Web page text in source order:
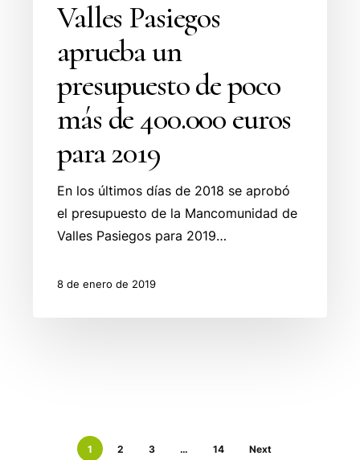
Valles Pasiegos
aprueba un
presupuesto de poco
más de 400.000 euros
para 2019
En los últimos días de 2018 se aprobó
el presupuesto de la Mancomunidad de
Valles Pasiegos para 2019…
8 de enero de 2019
1 2 3 … 14 Next